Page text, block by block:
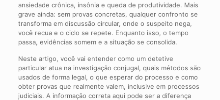
ansiedade crônica, insônia e queda de produtividade. Mais
grave ainda: sem provas concretas, qualquer confronto se
transforma em discussão circular, onde o suspeito nega,
você recua e o ciclo se repete. Enquanto isso, o tempo
passa, evidências somem e a situação se consolida.
Neste artigo, você vai entender como um detetive
particular atua na investigação conjugal, quais métodos são
usados de forma legal, o que esperar do processo e como
obter provas que realmente valem, inclusive em processos
judiciais. A informação correta aqui pode ser a diferença